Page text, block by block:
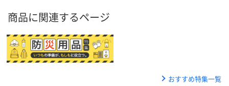
商品に関連するページ
おすすめ特集一覧